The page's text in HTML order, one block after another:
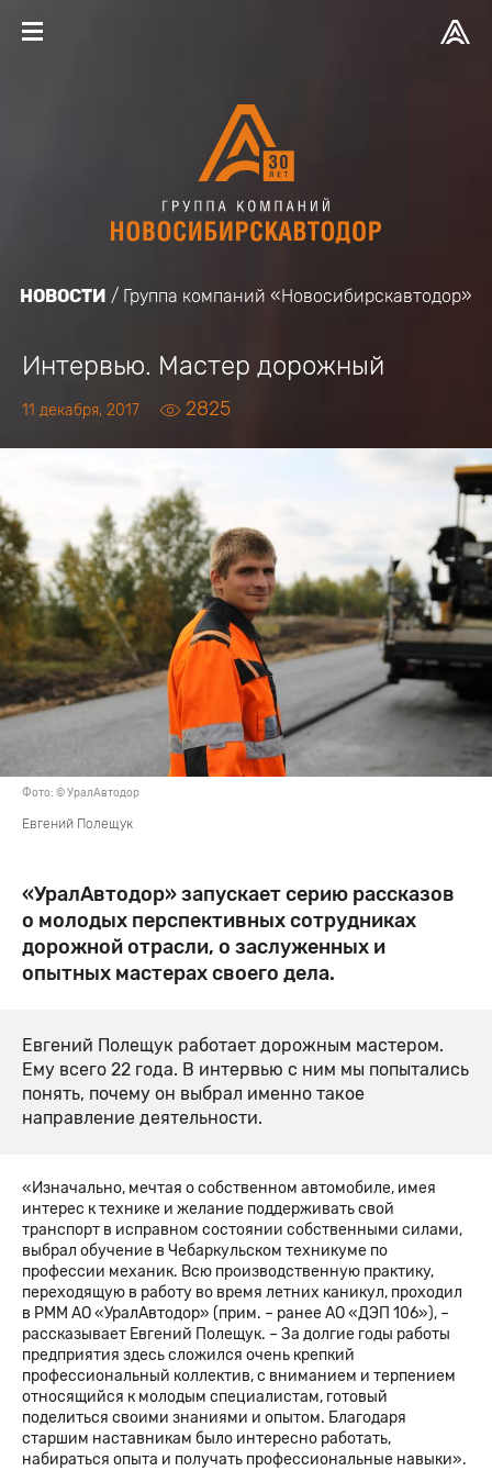
НОВОСТИ Группа компаний «Новосибирскавтодор»
Интервью. Мастер дорожный
11 декабря, 2017 2825
Фото: © УралАвтодор
Евгений Полещук
«УралАвтодор» запускает серию рассказов
о молодых перспективных сотрудниках
дорожной отрасли, о заслуженных и
опытных мастерах своего дела.
Евгений Полещук работает дорожным мастером.
Ему всего 22 года. В интервью с ним мы попытались
понять, почему он выбрал именно такое
направление деятельности.
«Изначально, мечтая о собственном автомобиле, имея
интерес к технике и желание поддерживать свой
транспорт в исправном состоянии собственными силами,
выбрал обучение в Чебаркульском техникуме по
профессии механик. Всю производственную практику,
переходящую в работу во время летних каникул, проходил
в РММ АО «УралАвтодор» (прим. – ранее АО «ДЭП 106»), –
рассказывает Евгений Полещук. – За долгие годы работы
предприятия здесь сложился очень крепкий
профессиональный коллектив, с вниманием и терпением
относящийся к молодым специалистам, готовый
поделиться своими знаниями и опытом. Благодаря
старшим наставникам было интересно работать,
набираться опыта и получать профессиональные навыки».